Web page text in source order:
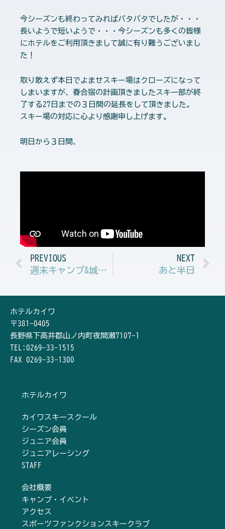
今シーズンも終わってみればバタバタでしたが・・・
長いようで短いようで・・・今シーズンも多くの皆様
にホテルをご利用頂きまして誠に有り難うございまし
た！
取り敢えず本日でよませスキー場はクローズになって
しまいますが、春合宿の計画頂きましたスキー部が終
了する27日までの３日間の延長をして頂きました。
スキー場の対応に心より感謝申し上げます。
明日から３日間、
Prev
PREVIOUS
週末キャンプ&城北学園スキー部
NEXT
あと半日
ホテルカイワ
〒381-0405
長野県下高井郡山ノ内町夜間瀬7107-1
TEL:0269-33-1515
FAX 0269-33-1300
ホテルカイワ
カイワスキースクール
シーズン会員
ジュニア会員
ジュニアレーシング
STAFF
会社概要
キャンプ・イベント
アクセス
スポーツファンクションスキークラブ